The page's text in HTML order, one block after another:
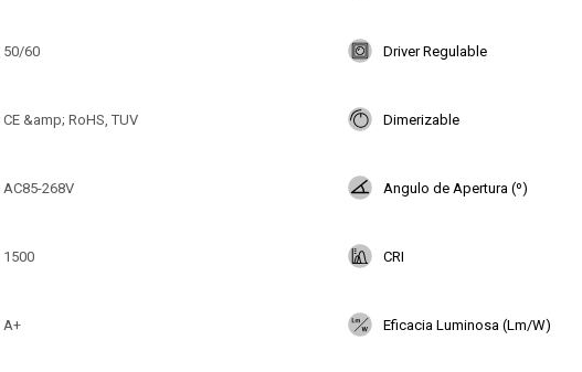
50/60 Driver Regulable
CE &amp; RoHS, TUV Dimerizable
AC85-268V Angulo de Apertura (º)
1500 CRI
A+ Eficacia Luminosa (Lm/W)